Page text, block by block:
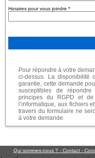
Horaires pour vous joindre*
Pour répondre à votre
ci-dessus. La disponibilité
garantie, cette demande
susceptibles de
principes du RGPD et
l’informatique, aux fichiers
travers du formulaire ne
à votre demande.
Qui sommes-nous ? - Contact -